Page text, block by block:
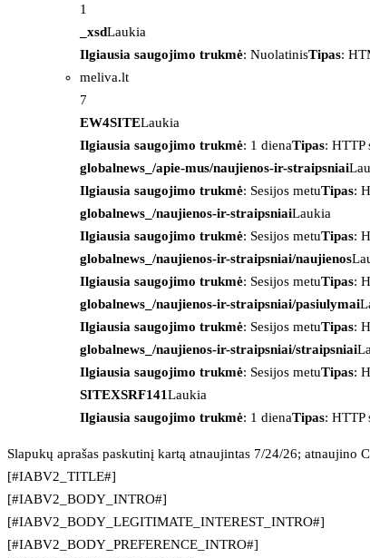
1
_xsdLaukia
Ilgiausia saugojimo trukmė: NuolatinisTipas:
meliva.lt
7
EW4SITELaukia
Ilgiausia saugojimo trukmė: 1 dienaTipas: HTTP
globalnews_/apie-mus/naujienos-ir-straipsniai
Ilgiausia saugojimo trukmė: Sesijos metuTipas:
globalnews_/naujienos-ir-straipsniaiLaukia
Ilgiausia saugojimo trukmė: Sesijos metuTipas:
globalnews_/naujienos-ir-straipsniai/naujienos
Ilgiausia saugojimo trukmė: Sesijos metuTipas:
globalnews_/naujienos-ir-straipsniai/pasiulymai
Ilgiausia saugojimo trukmė: Sesijos metuTipas:
globalnews_/naujienos-ir-straipsniai/straipsniai
Ilgiausia saugojimo trukmė: Sesijos metuTipas:
SITEXSRF141Laukia
Ilgiausia saugojimo trukmė: 1 dienaTipas: HTTP
Slapukų aprašas paskutinį kartą atnaujintas 7/24/26; atnaujino
[#IABV2_TITLE#]
[#IABV2_BODY_INTRO#]
[#IABV2_BODY_LEGITIMATE_INTEREST_INTRO#]
[#IABV2_BODY_PREFERENCE_INTRO#]